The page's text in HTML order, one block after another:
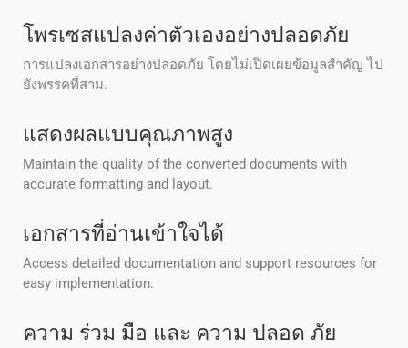
โพรเซสแปลงค่าตัวเองอย่างปลอดภัย
การแปลงเอกสารอย่างปลอดภัย โดยไม่เปิดเผยข้อมูลสําคัญ ไป
ยังพรรคที่สาม.
แสดงผลแบบคุณภาพสูง
Maintain the quality of the converted documents with
accurate formatting and layout.
เอกสารที่อ่านเข้าใจได้
Access detailed documentation and support resources for
easy implementation.
ความ ร่วม มือ และ ความ ปลอด ภัย